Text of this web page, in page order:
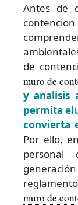
Antes de
de
muro de
y analisis
permita
convierta
Por ello,
personal
muro de